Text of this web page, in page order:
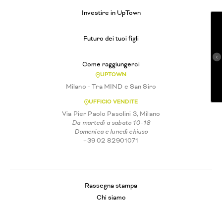
Investire in UpTown
Futuro dei tuoi figli
Come raggiungerci
UPTOWN
Milano - Tra MIND e San Siro
UFFICIO VENDITE
Via Pier Paolo Pasolini 3, Milano
Da martedì a sabato 10-18
Domenica e lunedì chiuso
+39 02 82901071
Rassegna stampa
Chi siamo